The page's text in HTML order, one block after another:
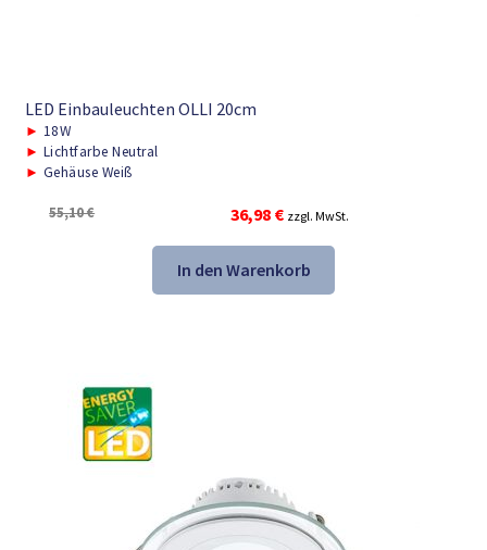
LED Einbauleuchten OLLI 20cm
► 18W
► Lichtfarbe Neutral
► Gehäuse Weiß
55,10€
Ursprünglicher
Preis
war:
55,10 €
36,98 €Aktueller
Preis
ist:
36,98 €.
zzgl. MwSt.
In den Warenkorb